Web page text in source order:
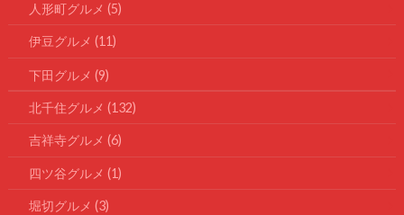
人形町グルメ (5)
伊豆グルメ (11)
下田グルメ (9)
北千住グルメ (132)
吉祥寺グルメ (6)
四ツ谷グルメ (1)
堀切グルメ (3)